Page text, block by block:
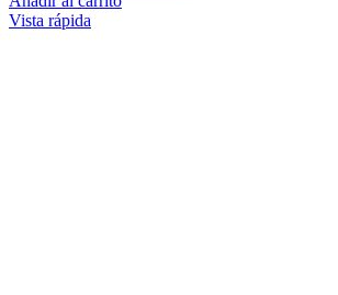
Vista rápida